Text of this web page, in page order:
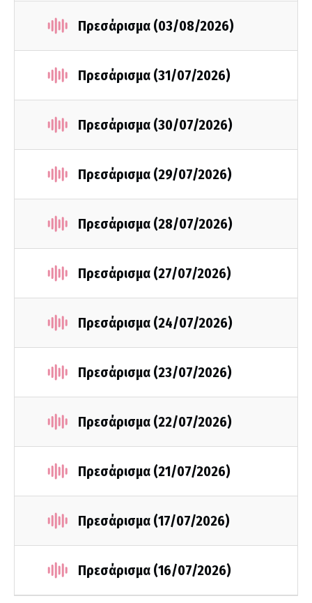
Πρεσάρισμα (03/08/2026)
Πρεσάρισμα (31/07/2026)
Πρεσάρισμα (30/07/2026)
Πρεσάρισμα (29/07/2026)
Πρεσάρισμα (28/07/2026)
Πρεσάρισμα (27/07/2026)
Πρεσάρισμα (24/07/2026)
Πρεσάρισμα (23/07/2026)
Πρεσάρισμα (22/07/2026)
Πρεσάρισμα (21/07/2026)
Πρεσάρισμα (17/07/2026)
Πρεσάρισμα (16/07/2026)